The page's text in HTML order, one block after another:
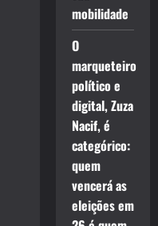
mobilidade
O
marqueteiro
político e
digital, Zuza
Nacif, é
categórico:
quem
vencerá as
eleições em